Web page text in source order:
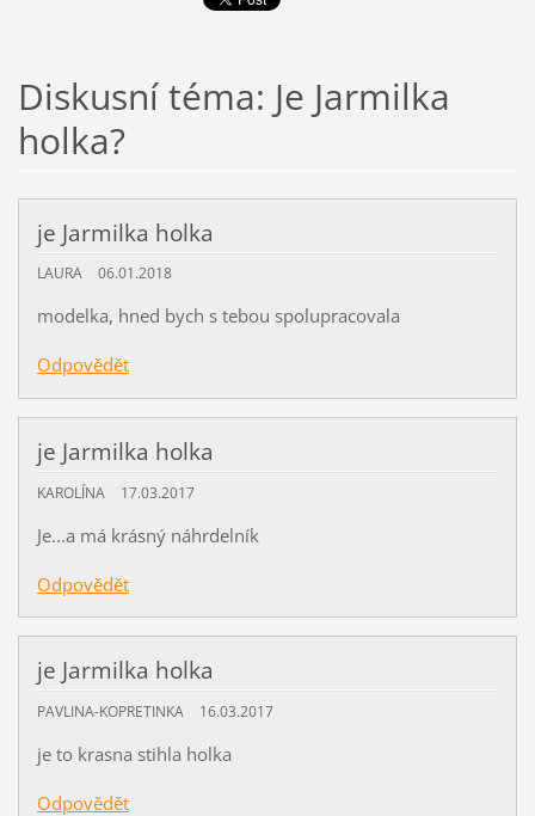
Diskusní téma: Je Jarmilka
holka?
je Jarmilka holka
LAURA 06.01.2018
modelka, hned bych s tebou spolupracovala
Odpovědět
je Jarmilka holka
KAROLÍNA 17.03.2017
Je...a má krásný náhrdelník
Odpovědět
je Jarmilka holka
PAVLINA-KOPRETINKA 16.03.2017
je to krasna stihla holka
Odpovědět